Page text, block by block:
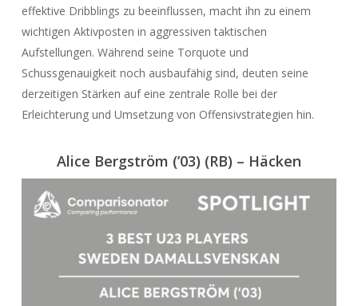
effektive Dribblings zu beeinflussen, macht ihn zu einem
wichtigen Aktivposten in aggressiven taktischen
Aufstellungen. Während seine Torquote und
Schussgenauigkeit noch ausbaufähig sind, deuten seine
derzeitigen Stärken auf eine zentrale Rolle bei der
Erleichterung und Umsetzung von Offensivstrategien hin.
Alice Bergström (’03) (RB) – Häcken